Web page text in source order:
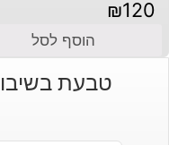
₪120
הוסף לסל
טבעת